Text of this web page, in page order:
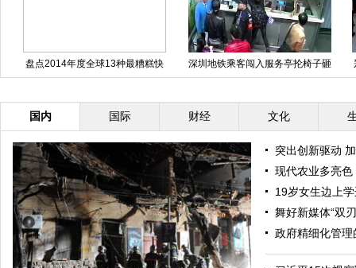
深圳地铁乘客闯入服务亭抡椅子砸
票务员
郑州义工组织冬至请700环卫工人
吃饺子
国内 国际 财经 文化
突出创新驱动
现代农业多亮色
19岁女生边上
舞好新媒体“双
政府精细化管理